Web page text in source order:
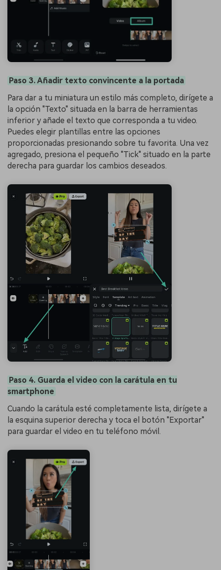
Paso 3. Añadir texto convincente a la portada
Para dar a tu miniatura un estilo más completo, dirígete a
la opción "Texto" situada en la barra de herramientas
inferior y añade el texto que corresponda a tu video.
Puedes elegir plantillas entre las opciones
proporcionadas presionando sobre tu favorita. Una vez
agregado, presiona el pequeño "Tick" situado en la parte
derecha para guardar los cambios deseados.
Paso 4. Guarda el video con la carátula en tu
smartphone
Cuando la carátula esté completamente lista, dirígete a
la esquina superior derecha y toca el botón "Exportar"
para guardar el video en tu teléfono móvil.